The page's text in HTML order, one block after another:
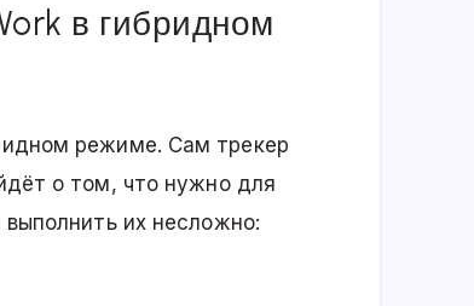
в гибридном
режиме. Сам трекер
о том, что нужно для
их несложно: